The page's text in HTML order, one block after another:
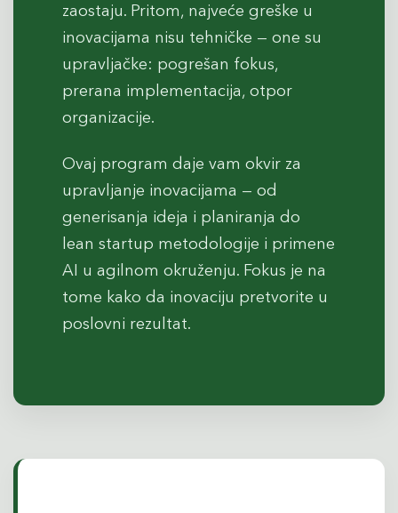
zaostaju. Pritom, najveće greške u
inovacijama nisu tehničke — one su
upravljačke: pogrešan fokus,
prerana implementacija, otpor
organizacije.
Ovaj program daje vam okvir za
upravljanje inovacijama — od
generisanja ideja i planiranja do
lean startup metodologije i primene
AI u agilnom okruženju. Fokus je na
tome kako da inovaciju pretvorite u
poslovni rezultat.